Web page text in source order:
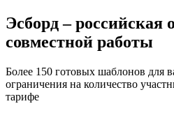
Эсборд – российская
совместной работы
Более 150 готовых шаблонов для
ограничения на количество
тарифе